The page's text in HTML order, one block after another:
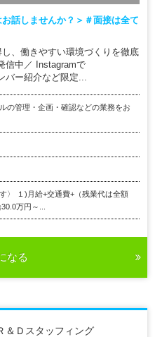
話しませんか？＞＃面接は全て
、働きやすい環境づくりを徹底
信中／ Instagramで
バー紹介など限定...
の管理・企画・確認などの業務をお
〉 １)月給+交通費+（残業代は全額
万円～...
なる
＆Ｄスタッフィング